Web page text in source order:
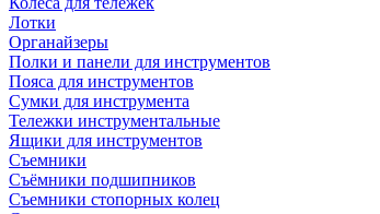
Лотки
Органайзеры
Полки и панели для инструментов
Пояса для инструментов
Сумки для инструмента
Тележки инструментальные
Ящики для инструментов
Съемники
Съёмники подшипников
Съемники стопорных колец